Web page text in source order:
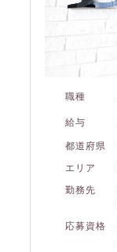
職種
給与
都道府県
エリア
勤務先
応募資格